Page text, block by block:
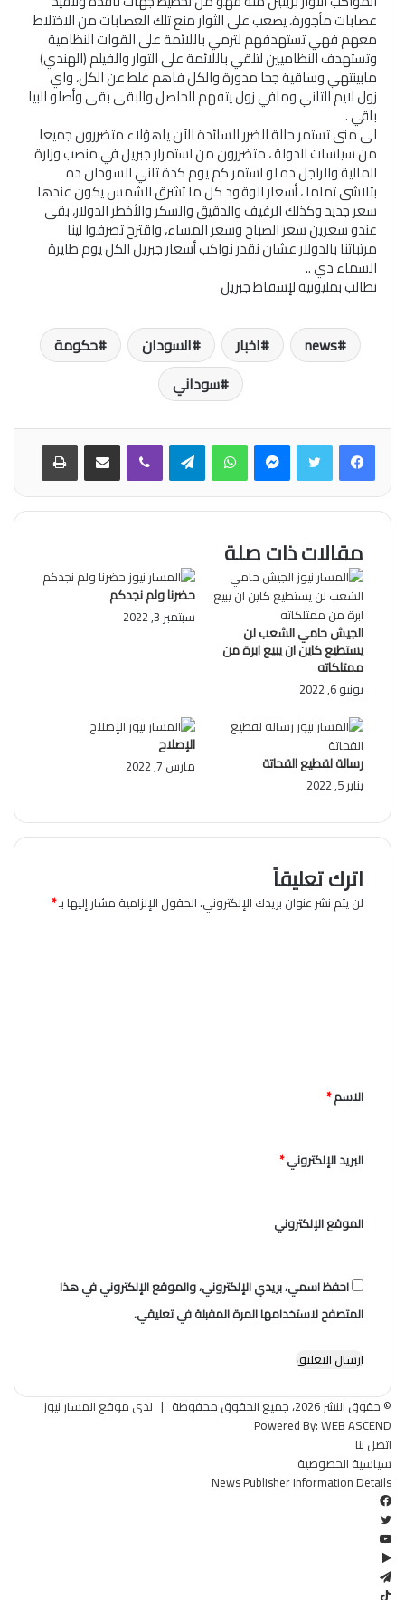
عصابات مأجورة، يصعب على الثوار منع تلك العصابات من الاختلاط
معهم فهي تستهدفهم لترمي باللائمة على القوات النظامية
وتستهدف النظاميين لتلقي باللائمة على الثوار والفيلم (الهندي)
مابينتهي وساقية جحا مدورة والكل فاهم غلط عن الكل، واي
زول لايم التاني ومافي زول يتفهم الحاصل والبقى بقى وأصلو البيا
باقي .
الى متى تستمر حالة الضرر السائدة الآن ياهؤلاء متضررون جميعا
من سياسات الدولة ، متضررون من استمرار جبريل في منصب وزارة
المالية والراجل ده لو استمر كم يوم كدة تاني السودان ده
بتلاشى تماما ، أسعار الوقود كل ما تشرق الشمس يكون عندها
سعر جديد وكذلك الرغيف والدقيق والسكر والأخطر الدولار، بقى
عندو سعرين سعر الصباح وسعر المساء، واقترح تصرفوا لينا
مرتباتنا بالدولار عشان نقدر نواكب أسعار جبريل الكل يوم طايرة
السماء دي ..
نطالب بمليونية لإسقاط جبريل
news اخبار السودان
حكومة
سوداني
فيسبوك تويتر ماسنجر واتساب تيلقرام ڤايبر مشاركة عبر البريد طباعة
مقالات ذات صلة
حضرنا ولم نجدكم
سبتمبر 3, 2022
الجيش حامي الشعب لن
يستطيع كاين ان يبيع ابرة من
ممتلكاته
يونيو 6, 2022
الإصلاح
مارس 7, 2022 رسالة لقطيع القحاتة
يناير 5, 2022
اترك تعليقاً
لن يتم نشر عنوان بريدك الإلكتروني.الحقول الإلزامية مشار إليها بـ*
ق
الاسم*
البريد الإلكتروني*
الموقع الإلكتروني
احفظ اسمي، بريدي الإلكتروني، والموقع الإلكتروني في هذا
المتصفح لاستخدامها المرة المقبلة في تعليقي.
© حقوق النشر 2026، جميع الحقوق محفوظة |
لدى موقع المسار نيوز
Powered By:WEB ASCEND
اتصل بنا
سياسية الخصوصية
News Publisher Information Details
فيسبوك
يوتيوب
‏Google
Play
تيلقرام